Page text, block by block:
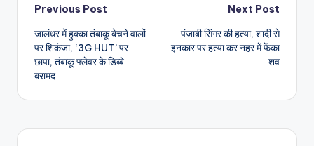
Post
navigation
Previous Post
जालंधर में हुक्का तंबाकू बेचने वालों
पर शिकंजा, ‘3G HUT’ पर
छापा, तंबाकू फ्लेवर के डिब्बे
बरामद
Next Post
पंजाबी सिंगर की हत्या, शादी से
इनकार पर हत्या कर नहर में फेंका
शव